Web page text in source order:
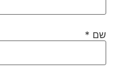
שם *